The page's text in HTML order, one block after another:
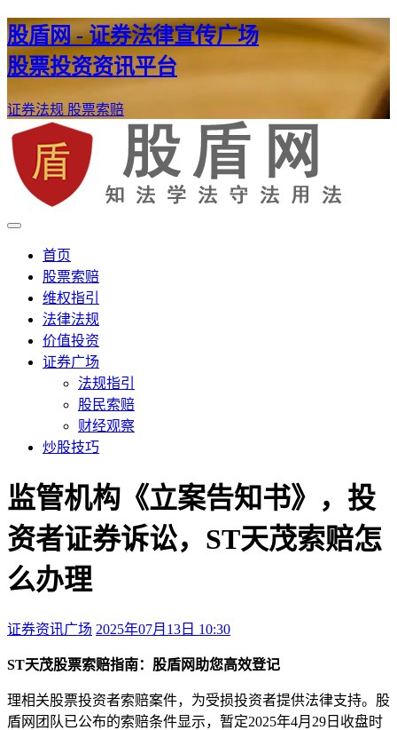
股盾网 - 证券法律宣传广场
股票投资资讯平台
证券法规 股票索赔
股盾网
证券股票维权网
首页
股票索赔
维权指引
法律法规
价值投资
证券广场
法规指引
股民索赔
财经观察
炒股技巧
监管机构《立案告知书》，投
资者证券诉讼，ST天茂索赔怎
么办理
证券资讯广场 2025年07月13日 10:30
ST天茂股票索赔指南：股盾网助您高效登记
理相关股票投资者索赔案件，为受损投资者提供法律支持。 股
盾网团队已公布的索赔条件显示，暂定2025年4月29日收盘时